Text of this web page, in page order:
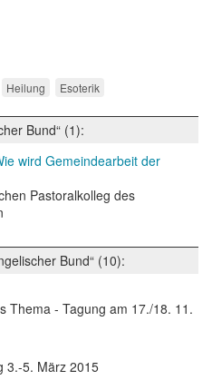
Heilung Esoterik
Bund“ (1):
wird Gemeindearbeit der
Pastoralkolleg des
Bund“ (10):
Thema - Tagung am 17./18. 11.
3.-5. März 2015